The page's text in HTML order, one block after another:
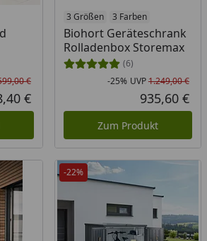
Rabatt in Prozent
Ursprünglicher Preis
€
Aktueller Preis
€
3 Größen 3 Farben
Biohort Geräteschrank
Rolladenbox Storemax
(6)
-25% UVP1.249,00 €
935,60 €
Zum Produkt
-22%